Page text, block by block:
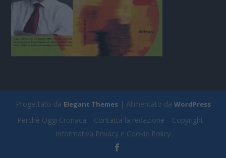
Progettato da Elegant Themes| Alimentato da WordPress
Perchè Oggi Cronaca Contatta la redazione
Copyright
Informativa Privacy e Cookie Policy